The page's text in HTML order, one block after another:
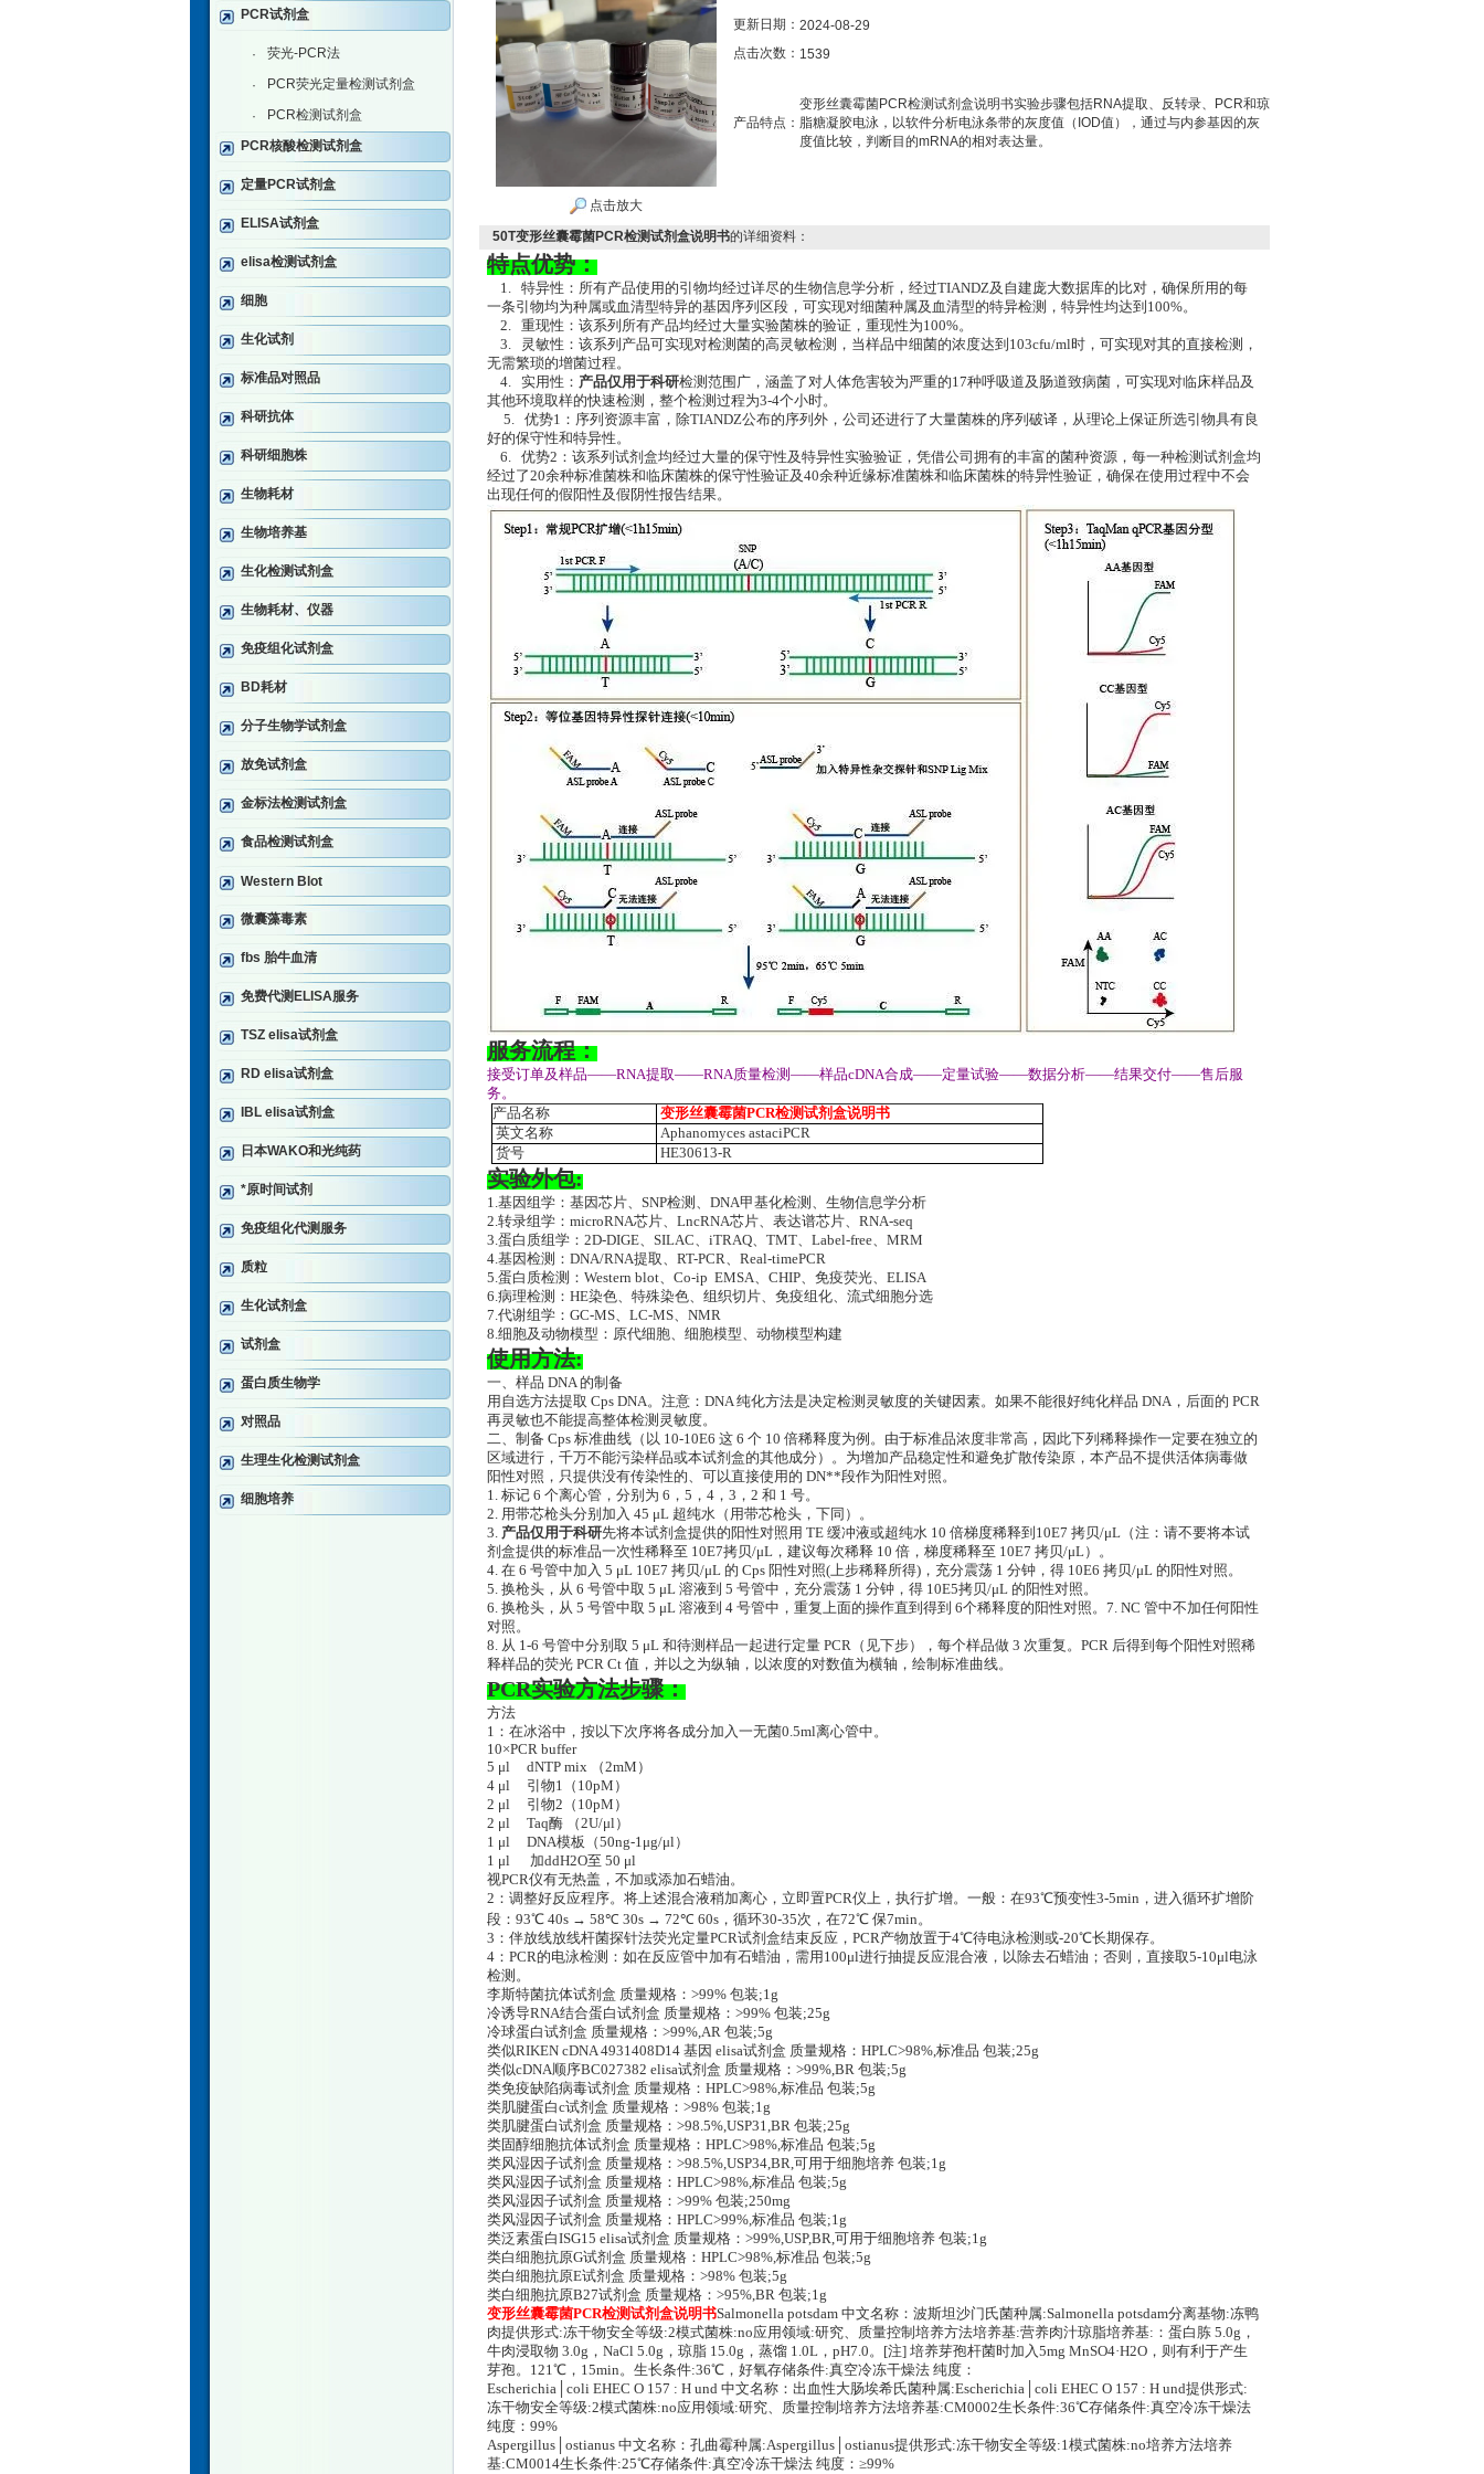
PCR试剂盒
· 荧光-PCR法
· PCR荧光定量检测试剂盒
·
PCR检测试剂盒
PCR核酸检测试剂盒
定量PCR试剂盒
ELISA试剂盒
elisa检测试剂盒
细胞
生化试剂
标准品对照品
科研抗体
科研细胞株
生物耗材
生物培养基
生化检测试剂盒
生物耗材、仪器
免疫组化试剂盒
BD耗材
分子生物学试剂盒
放免试剂盒
金标法检测试剂盒
食品检测试剂盒
Western Blot
微囊藻毒素
fbs 胎牛血清
免费代测ELISA服务
TSZ elisa试剂盒
RD elisa试剂盒
IBL elisa试剂盒
日本WAKO和光纯药
*原时间试剂
免疫组化代测服务
质粒
生化试剂盒
试剂盒
蛋白质生物学
对照品
生理生化检测试剂盒
细胞培养
点击放大
更新日期： 2024-08-29
点击次数： 1539
产品特点：
变形丝囊霉菌PCR检测试剂盒说明书实验步骤包括RNA提取、反转录、PCR和琼
脂糖凝胶电泳，以软件分析电泳条带的灰度值（IOD值），通过与内参基因的灰
度值比较，判断目的mRNA的相对表达量。
50T变形丝囊霉菌PCR检测试剂盒说明书的详细资料：
特点优势：
1. 特异性：所有产品使用的引物均经过详尽的生物信息学分析，经过TIANDZ及自建庞大数据库的比对，确保所用的每
一条引物均为种属或血清型特异的基因序列区段，可实现对细菌种属及血清型的特异检测，特异性均达到100%。
2. 重现性：该系列所有产品均经过大量实验菌株的验证，重现性为100%。
3. 灵敏性：该系列产品可实现对检测菌的高灵敏检测，当样品中细菌的浓度达到103cfu/ml时，可实现对其的直接检测，
无需繁琐的增菌过程。
4. 实用性： 产品仅用于科研检测范围广，涵盖了对人体危害较为严重的17种呼吸道及肠道致病菌，可实现对临床样品及
其他环境取样的快速检测，整个检测过程为3-4个小时。
5. 优势1：序列资源丰富，除TIANDZ公布的序列外，公司还进行了大量菌株的序列破译，从理论上保证所选引物具有良
好的保守性和特异性。
6. 优势2：该系列试剂盒均经过大量的保守性及特异性实验验证，凭借公司拥有的丰富的菌种资源，每一种检测试剂盒均
经过了20余种标准菌株和临床菌株的保守性验证及40余种近缘标准菌株和临床菌株的特异性验证，确保在使用过程中不会
出现任何的假阳性及假阴性报告结果。
服务流程：
接受订单及样品——RNA提取——RNA质量检测——样品cDNA合成——定量试验——数据分析——结果交付——售后服
务。
产品名称
变形丝囊霉菌PCR检测试剂盒说明书
英文名称
Aphanomyces astaciPCR
货号
HE30613-R
实验外包:
1.基因组学：基因芯片、SNP检测、DNA甲基化检测、生物信息学分析
2.转录组学：microRNA芯片、LncRNA芯片、表达谱芯片、RNA-seq
3.蛋白质组学：2D-DIGE、SILAC、iTRAQ、TMT、Label-free、MRM
4.基因检测：DNA/RNA提取、RT-PCR、Real-timePCR
5.蛋白质检测：Western blot、Co-ip EMSA、CHIP、免疫荧光、ELISA
6.病理检测：HE染色、特殊染色、组织切片、免疫组化、流式细胞分选
7.代谢组学：GC-MS、LC-MS、NMR
8.细胞及动物模型：原代细胞、细胞模型、动物模型构建
使用方法:
一、样品 DNA 的制备
用自选方法提取 Cps DNA。注意：DNA 纯化方法是决定检测灵敏度的关键因素。如果不能很好纯化样品 DNA，后面的 PCR
再灵敏也不能提高整体检测灵敏度。
二、制备 Cps 标准曲线（以 10-10E6 这 6 个 10 倍稀释度为例。由于标准品浓度非常高，因此下列稀释操作一定要在独立的
区域进行，千万不能污染样品或本试剂盒的其他成分）。为增加产品稳定性和避免扩散传染原，本产品不提供活体病毒做
阳性对照，只提供没有传染性的、可以直接使用的 DN**段作为阳性对照。
1. 标记 6 个离心管，分别为 6，5，4，3，2 和 1 号。
2. 用带芯枪头分别加入 45 μL 超纯水（用带芯枪头，下同）。
3. 产品仅用于科研先将本试剂盒提供的阳性对照用 TE 缓冲液或超纯水 10 倍梯度稀释到10E7 拷贝/μL（注：请不要将本试
剂盒提供的标准品一次性稀释至 10E7拷贝/μL，建议每次稀释 10 倍，梯度稀释至 10E7 拷贝/μL）。
4. 在 6 号管中加入 5 μL 10E7 拷贝/μL 的 Cps 阳性对照(上步稀释所得)，充分震荡 1 分钟，得 10E6 拷贝/μL 的阳性对照。
5. 换枪头，从 6 号管中取 5 μL 溶液到 5 号管中，充分震荡 1 分钟，得 10E5拷贝/μL 的阳性对照。
6. 换枪头，从 5 号管中取 5 μL 溶液到 4 号管中，重复上面的操作直到得到 6个稀释度的阳性对照。7. NC 管中不加任何阳性
对照。
8. 从 1-6 号管中分别取 5 μL 和待测样品一起进行定量 PCR（见下步），每个样品做 3 次重复。PCR 后得到每个阳性对照稀
释样品的荧光 PCR Ct 值，并以之为纵轴，以浓度的对数值为横轴，绘制标准曲线。
PCR实验方法步骤：
方法
1：在冰浴中，按以下次序将各成分加入一无菌0.5ml离心管中。
10×PCR buffer
5 μl dNTP mix （2mM）
4 μl 引物1（10pM）
2 μl 引物2（10pM）
2 μl Taq酶 （2U/μl）
1 μl DNA模板（50ng-1μg/μl）
1 μl 加ddH2O至 50 μl
视PCR仪有无热盖，不加或添加石蜡油。
2：调整好反应程序。将上述混合液稍加离心，立即置PCR仪上，执行扩增。一般：在93℃预变性3-5min，进入循环扩增阶
段：93℃ 40s → 58℃ 30s → 72℃ 60s，循环30-35次，在72℃ 保7min。
3：伴放线放线杆菌探针法荧光定量PCR试剂盒结束反应，PCR产物放置于4℃待电泳检测或-20℃长期保存。
4：PCR的电泳检测：如在反应管中加有石蜡油，需用100μl进行抽提反应混合液，以除去石蜡油；否则，直接取5-10μl电泳
检测。
李斯特菌抗体试剂盒 质量规格：>99% 包装;1g
冷诱导RNA结合蛋白试剂盒 质量规格：>99% 包装;25g
冷球蛋白试剂盒 质量规格：>99%,AR 包装;5g
类似RIKEN cDNA 4931408D14 基因 elisa试剂盒 质量规格：HPLC>98%,标准品 包装;25g
类似cDNA顺序BC027382 elisa试剂盒 质量规格：>99%,BR 包装;5g
类免疫缺陷病毒试剂盒 质量规格：HPLC>98%,标准品 包装;5g
类肌腱蛋白c试剂盒 质量规格：>98% 包装;1g
类肌腱蛋白试剂盒 质量规格：>98.5%,USP31,BR 包装;25g
类固醇细胞抗体试剂盒 质量规格：HPLC>98%,标准品 包装;5g
类风湿因子试剂盒 质量规格：>98.5%,USP34,BR,可用于细胞培养 包装;1g
类风湿因子试剂盒 质量规格：HPLC>98%,标准品 包装;5g
类风湿因子试剂盒 质量规格：>99% 包装;250mg
类风湿因子试剂盒 质量规格：HPLC>99%,标准品 包装;1g
类泛素蛋白ISG15 elisa试剂盒 质量规格：>99%,USP,BR,可用于细胞培养 包装;1g
类白细胞抗原G试剂盒 质量规格：HPLC>98%,标准品 包装;5g
类白细胞抗原E试剂盒 质量规格：>98% 包装;5g
类白细胞抗原B27试剂盒 质量规格：>95%,BR 包装;1g
变形丝囊霉菌PCR检测试剂盒说明书Salmonella potsdam 中文名称：波斯坦沙门氏菌种属:Salmonella potsdam分离基物:冻鸭
肉提供形式:冻干物安全等级:2模式菌株:no应用领域:研究、质量控制培养方法培养基:营养肉汁琼脂培养基:：蛋白胨 5.0g，
牛肉浸取物 3.0g，NaCl 5.0g，琼脂 15.0g，蒸馏 1.0L，pH7.0。[注] 培养芽孢杆菌时加入5mg MnSO4·H2O，则有利于产生
芽孢。121℃，15min。生长条件:36℃，好氧存储条件:真空冷冻干燥法 纯度：
Escherichia│coli EHEC O 157 : H und 中文名称：出血性大肠埃希氏菌种属:Escherichia│coli EHEC O 157 : H und提供形式:
冻干物安全等级:2模式菌株:no应用领域:研究、质量控制培养方法培养基:CM0002生长条件:36℃存储条件:真空冷冻干燥法
纯度：99%
Aspergillus│ostianus 中文名称：孔曲霉种属:Aspergillus│ostianus提供形式:冻干物安全等级:1模式菌株:no培养方法培养
基:CM0014生长条件:25℃存储条件:真空冷冻干燥法 纯度：≥99%